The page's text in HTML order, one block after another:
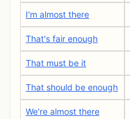
I'm almost there
That's fair enough
That must be it
That should be enough
We're almost there